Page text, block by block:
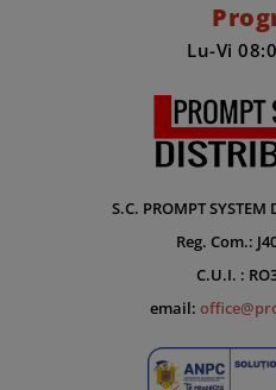
Lu-Vi
S.C. PROMPT
Reg. Com.:
C.U.I. :
email: